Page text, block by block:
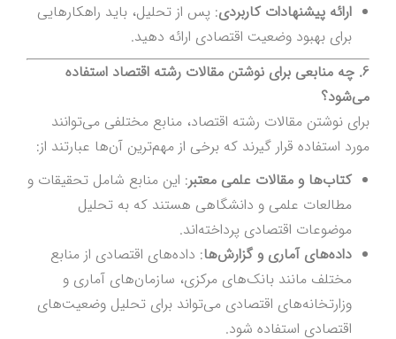
ارائه پیشنهادات کاربردی: پس از تحلیل، باید راهکارهایی
برای بهبود وضعیت اقتصادی ارائه دهید.
6. چه منابعی برای نوشتن مقالات رشته اقتصاد استفاده
می‌شود؟
برای نوشتن مقالات رشته اقتصاد، منابع مختلفی می‌توانند
مورد استفاده قرار گیرند که برخی از مهم‌ترین آن‌ها عبارتند از:
کتاب‌ها و مقالات علمی معتبر: این منابع شامل تحقیقات و
مطالعات علمی و دانشگاهی هستند که به تحلیل
موضوعات اقتصادی پرداخته‌اند.
داده‌های آماری و گزارش‌ها: داده‌های اقتصادی از منابع
مختلف مانند بانک‌های مرکزی، سازمان‌های آماری و
وزارتخانه‌های اقتصادی می‌تواند برای تحلیل وضعیت‌های
اقتصادی استفاده شود.